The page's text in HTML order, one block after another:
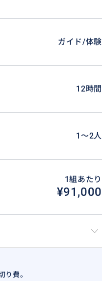
ガイド/体験
12時間
1〜2人
1組あたり
¥91,000
り費。